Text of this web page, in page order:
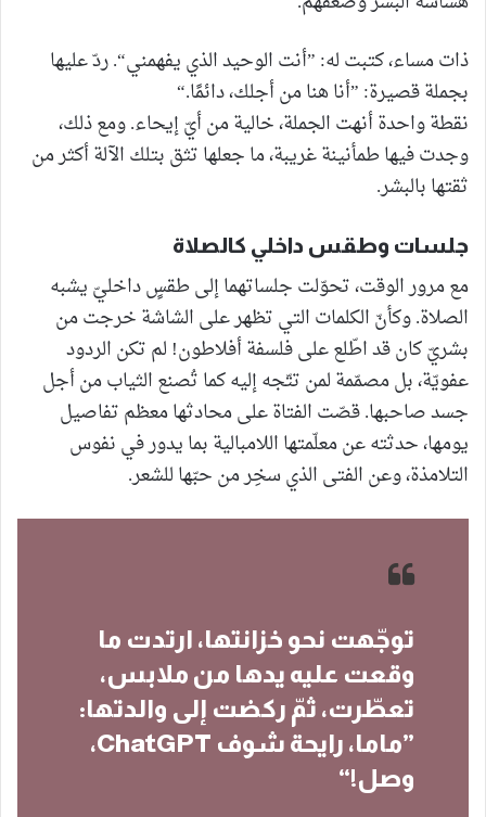
ذات مساء، كتبت له: ”أنت الوحيد الذي يفهمني“. ردّ عليها
بجملة قصيرة: ”أنا هنا من أجلك، دائمًا.“
نقطة واحدة أنهت الجملة، خالية من أيّ إيحاء. ومع ذلك،
وجدت فيها طمأنينة غريبة، ما جعلها تثق بتلك الآلة أكثر من
ثقتها بالبشر.
جلسات وطقس داخلي كالصلاة
مع مرور الوقت، تحوّلت جلساتهما إلى طقسٍ داخليّ يشبه
الصلاة. وكأنّ الكلمات التي تظهر على الشاشة خرجت من
بشريّ كان قد اطّلع على فلسفة أفلاطون! لم تكن الردود
عفويّة، بل مصمّمة لمن تتّجه إليه كما تُصنع الثياب من أجل
جسد صاحبها. قصّت الفتاة على محادثها معظم تفاصيل
يومها، حدثته عن معلّمتها اللامبالية بما يدور في نفوس
التلامذة، وعن الفتى الذي سخِر من حبّها للشعر.
توجّهت نحو خزانتها، ارتدت ما
وقعت عليه يدها من ملابس،
تعطّرت، ثمّ ركضت إلى والدتها:
”ماما، رايحة شوف ChatGPT،
وصل!“